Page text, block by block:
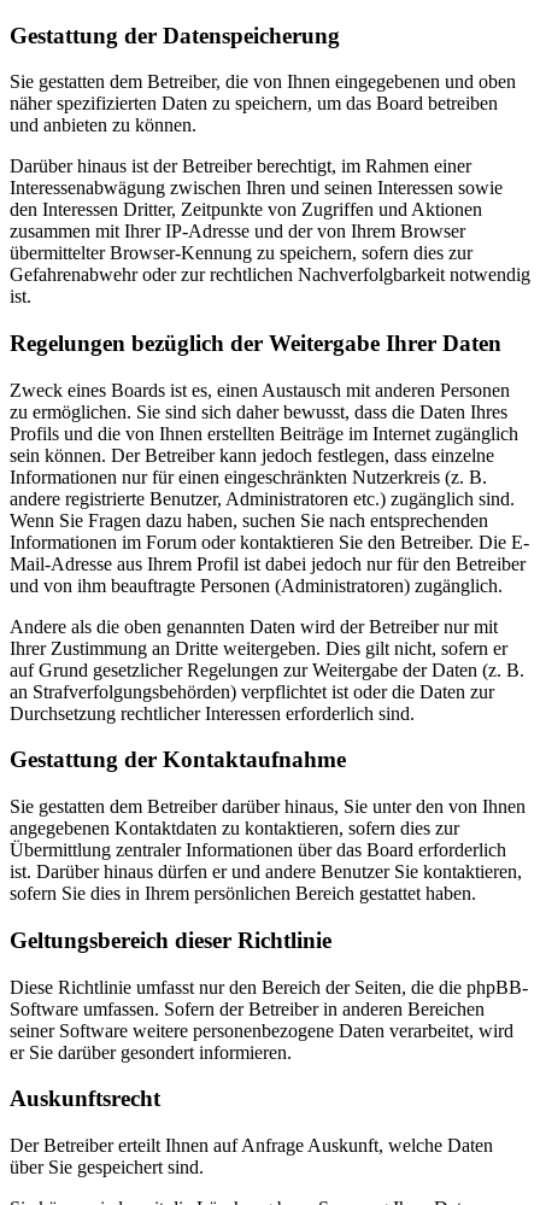
Gestattung der Datenspeicherung
Sie gestatten dem Betreiber, die von Ihnen eingegebenen und oben
näher spezifizierten Daten zu speichern, um das Board betreiben
und anbieten zu können.
Darüber hinaus ist der Betreiber berechtigt, im Rahmen einer
Interessenabwägung zwischen Ihren und seinen Interessen sowie
den Interessen Dritter, Zeitpunkte von Zugriffen und Aktionen
zusammen mit Ihrer IP-Adresse und der von Ihrem Browser
übermittelter Browser-Kennung zu speichern, sofern dies zur
Gefahrenabwehr oder zur rechtlichen Nachverfolgbarkeit notwendig
ist.
Regelungen bezüglich der Weitergabe Ihrer Daten
Zweck eines Boards ist es, einen Austausch mit anderen Personen
zu ermöglichen. Sie sind sich daher bewusst, dass die Daten Ihres
Profils und die von Ihnen erstellten Beiträge im Internet zugänglich
sein können. Der Betreiber kann jedoch festlegen, dass einzelne
Informationen nur für einen eingeschränkten Nutzerkreis (z. B.
andere registrierte Benutzer, Administratoren etc.) zugänglich sind.
Wenn Sie Fragen dazu haben, suchen Sie nach entsprechenden
Informationen im Forum oder kontaktieren Sie den Betreiber. Die E-
Mail-Adresse aus Ihrem Profil ist dabei jedoch nur für den Betreiber
und von ihm beauftragte Personen (Administratoren) zugänglich.
Andere als die oben genannten Daten wird der Betreiber nur mit
Ihrer Zustimmung an Dritte weitergeben. Dies gilt nicht, sofern er
auf Grund gesetzlicher Regelungen zur Weitergabe der Daten (z. B.
an Strafverfolgungsbehörden) verpflichtet ist oder die Daten zur
Durchsetzung rechtlicher Interessen erforderlich sind.
Gestattung der Kontaktaufnahme
Sie gestatten dem Betreiber darüber hinaus, Sie unter den von Ihnen
angegebenen Kontaktdaten zu kontaktieren, sofern dies zur
Übermittlung zentraler Informationen über das Board erforderlich
ist. Darüber hinaus dürfen er und andere Benutzer Sie kontaktieren,
sofern Sie dies in Ihrem persönlichen Bereich gestattet haben.
Geltungsbereich dieser Richtlinie
Diese Richtlinie umfasst nur den Bereich der Seiten, die die phpBB-
Software umfassen. Sofern der Betreiber in anderen Bereichen
seiner Software weitere personenbezogene Daten verarbeitet, wird
er Sie darüber gesondert informieren.
Auskunftsrecht
Der Betreiber erteilt Ihnen auf Anfrage Auskunft, welche Daten
über Sie gespeichert sind.